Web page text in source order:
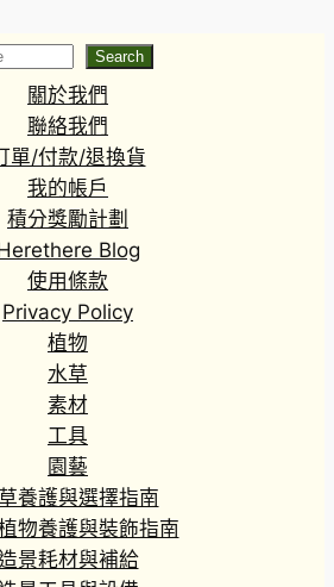
Search
關於我們
聯絡我們
單/付款/退換貨
我的帳戶
積分獎勵計劃
Blog
使用條款
Privacy Policy
植物
水草
素材
工具
園藝
養護與選擇指南
物養護與裝飾指南
景耗材與補給